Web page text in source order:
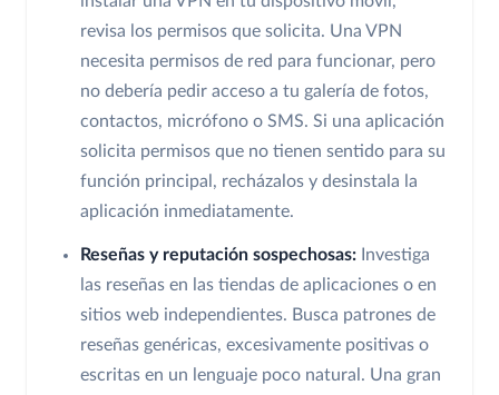
revisa los permisos que solicita. Una VPN
necesita permisos de red para funcionar, pero
no debería pedir acceso a tu galería de fotos,
contactos, micrófono o SMS. Si una aplicación
solicita permisos que no tienen sentido para su
función principal, recházalos y desinstala la
aplicación inmediatamente.
Reseñas y reputación sospechosas: Investiga
las reseñas en las tiendas de aplicaciones o en
sitios web independientes. Busca patrones de
reseñas genéricas, excesivamente positivas o
escritas en un lenguaje poco natural. Una gran